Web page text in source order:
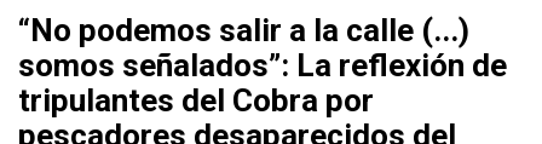
“No podemos salir a la calle (...)
somos señalados”: La reflexión de
tripulantes del Cobra por
pescadores desaparecidos del